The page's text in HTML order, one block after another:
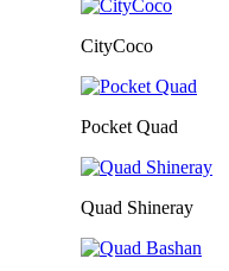
CityCoco
Pocket Quad
Quad Shineray